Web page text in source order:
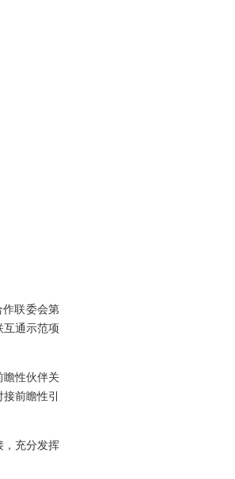
作联委会第
互通示范项
瞻性伙伴关
前瞻性引
，充分发挥